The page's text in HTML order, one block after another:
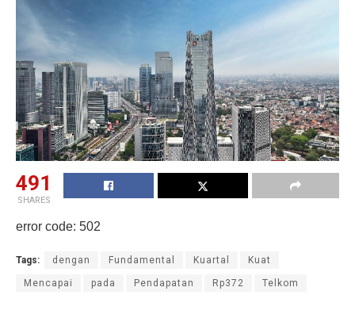
491
SHARES
error code: 502
Tags: dengan Fundamental Kuartal Kuat
Mencapai pada Pendapatan Rp372 Telkom